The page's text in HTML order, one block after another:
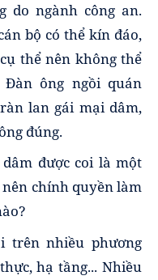
do ngành công an.
bộ có thể kín đáo,
thể nên không thể
ông ngồi quán
lan gái mại dâm,
đúng.
được coi là một
chính quyền làm
trên nhiều phương
hạ tầng... Nhiều